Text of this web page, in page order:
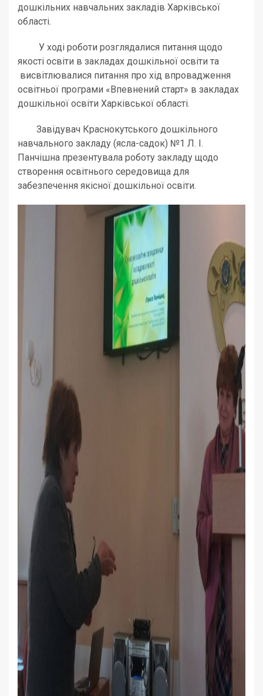
дошкільних навчальних закладів Харківської
області.
У ході роботи розглядалися питання щодо
якості освіти в закладах дошкільної освіти та
висвітлювалися питання про хід впровадження
освітньої програми «Впевнений старт» в закладах
дошкільної освіти Харківської області.
Завідувач Краснокутського дошкільного
навчального закладу (ясла-садок) №1 Л. І.
Панчішна презентувала роботу закладу щодо
створення освітнього середовища для
забезпечення якісної дошкільної освіти.